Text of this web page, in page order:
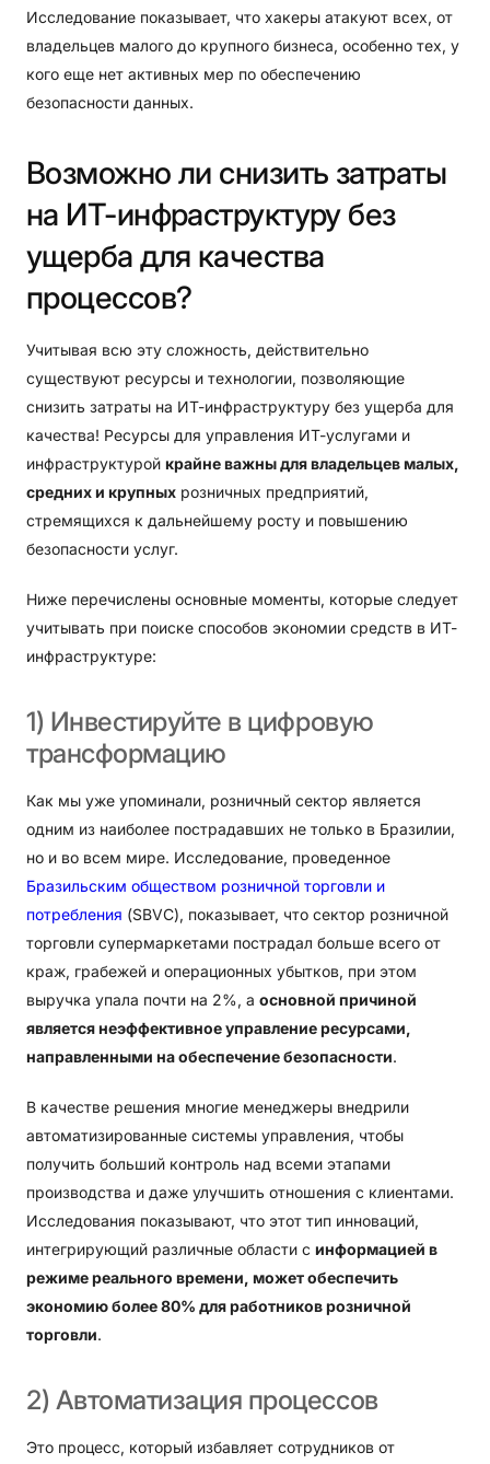
Исследование показывает, что хакеры атакуют всех, от
владельцев малого до крупного бизнеса, особенно тех, у
кого еще нет активных мер по обеспечению
безопасности данных.
Возможно ли снизить затраты
на ИТ-инфраструктуру без
ущерба для качества
процессов?
Учитывая всю эту сложность, действительно
существуют ресурсы и технологии, позволяющие
снизить затраты на ИТ-инфраструктуру без ущерба для
качества! Ресурсы для управления ИТ-услугами и
инфраструктурой крайне важны для владельцев малых,
средних и крупных розничных предприятий,
стремящихся к дальнейшему росту и повышению
безопасности услуг.
Ниже перечислены основные моменты, которые следует
учитывать при поиске способов экономии средств в ИТ-
инфраструктуре:
1) Инвестируйте в цифровую
трансформацию
Как мы уже упоминали, розничный сектор является
одним из наиболее пострадавших не только в Бразилии,
но и во всем мире. Исследование, проведенное
Бразильским обществом розничной торговли и
потребления (SBVC), показывает, что сектор розничной
торговли супермаркетами пострадал больше всего от
краж, грабежей и операционных убытков, при этом
выручка упала почти на 2%, а основной причиной
является неэффективное управление ресурсами,
направленными на обеспечение безопасности.
В качестве решения многие менеджеры внедрили
автоматизированные системы управления, чтобы
получить больший контроль над всеми этапами
производства и даже улучшить отношения с клиентами.
Исследования показывают, что этот тип инноваций,
интегрирующий различные области с информацией в
режиме реального времени, может обеспечить
экономию более 80% для работников розничной
торговли.
2) Автоматизация процессов
Это процесс, который избавляет сотрудников от